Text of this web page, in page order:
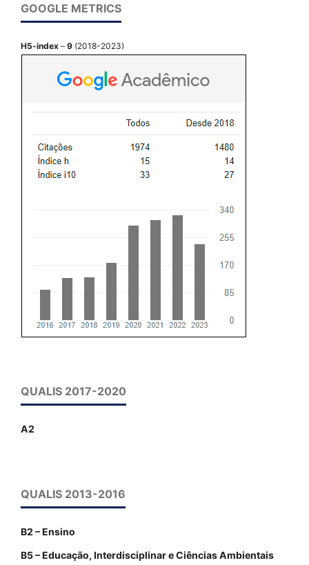
GOOGLE METRICS
H5-index – 9 (2018-2023)
QUALIS 2017-2020
A2
QUALIS 2013-2016
B2 – Ensino
B5 – Educação, Interdisciplinar e Ciências Ambientais